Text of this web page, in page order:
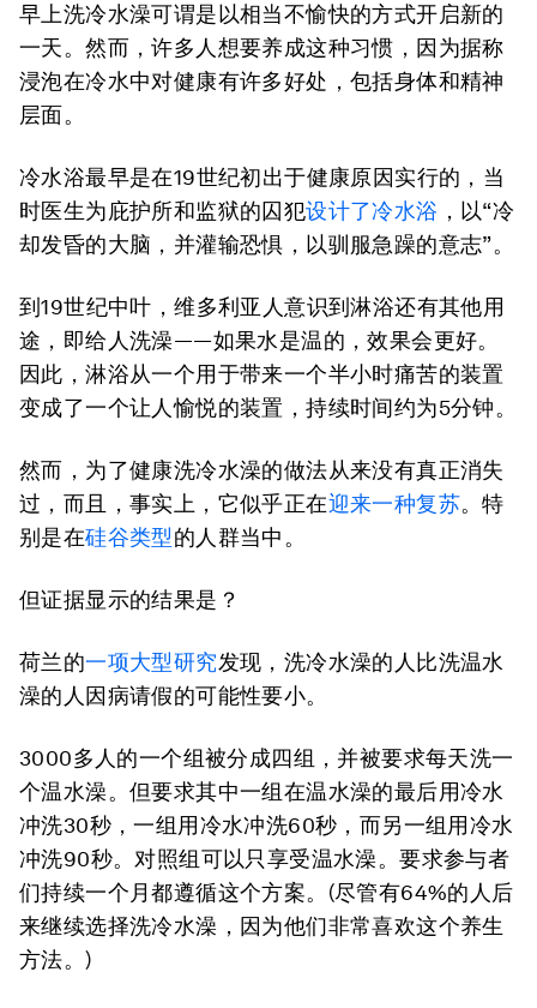
早上洗冷水澡可谓是以相当不愉快的方式开启新的
一天。然而，许多人想要养成这种习惯，因为据称
浸泡在冷水中对健康有许多好处，包括身体和精神
层面。
冷水浴最早是在19世纪初出于健康原因实行的，当
时医生为庇护所和监狱的囚犯设计了冷水浴 ，以“冷
却发昏的大脑，并灌输恐惧，以驯服急躁的意志”。
到19世纪中叶，维多利亚人意识到淋浴还有其他用
途，即给人洗澡——如果水是温的，效果会更好。
因此，淋浴从一个用于带来一个半小时痛苦的装置
变成了一个让人愉悦的装置，持续时间约为5分钟。
然而，为了健康洗冷水澡的做法从来没有真正消失
过，而且，事实上，它似乎正在迎来一种复苏。特
别是在硅谷类型的人群当中。
但证据显示的结果是？
荷兰的一项大型研究发现，洗冷水澡的人比洗温水
澡的人因病请假的可能性要小。
3000多人的一个组被分成四组，并被要求每天洗一
个温水澡。但要求其中一组在温水澡的最后用冷水
冲洗30秒，一组用冷水冲洗60秒，而另一组用冷水
冲洗90秒。对照组可以只享受温水澡。要求参与者
们持续一个月都遵循这个方案。(尽管有64%的人后
来继续选择洗冷水澡，因为他们非常喜欢这个养生
方法。)